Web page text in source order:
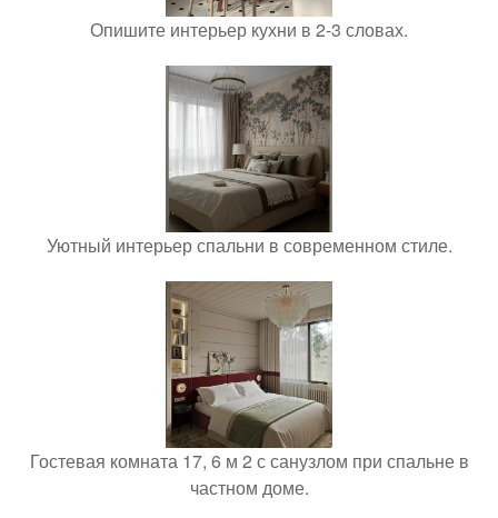
Опишите интерьер кухни в 2-3 словах.
Уютный интерьер спальни в современном стиле.
Гостевая комната 17, 6 м 2 с санузлом при спальне в
частном доме.